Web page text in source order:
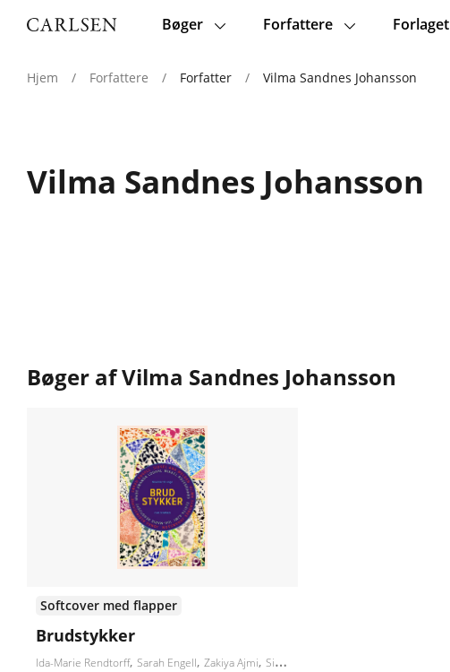
Main
Bøger Forfattere Forlaget
Hjem / Forfattere / Forfatter / Vilma Sandnes Johansson
Vilma Sandnes Johansson
Bøger af Vilma Sandnes Johansson
Softcover med flapper
Brudstykker
Ida-Marie Rendtorff Sarah Engell Zakiya Ajmi Sidsel Ana Welden